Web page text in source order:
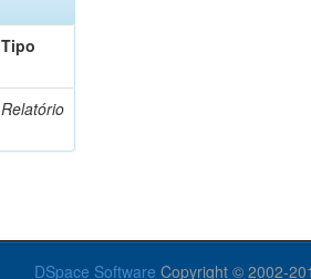
Tipo
Relatório
DSpace Software Copyright © 2002-